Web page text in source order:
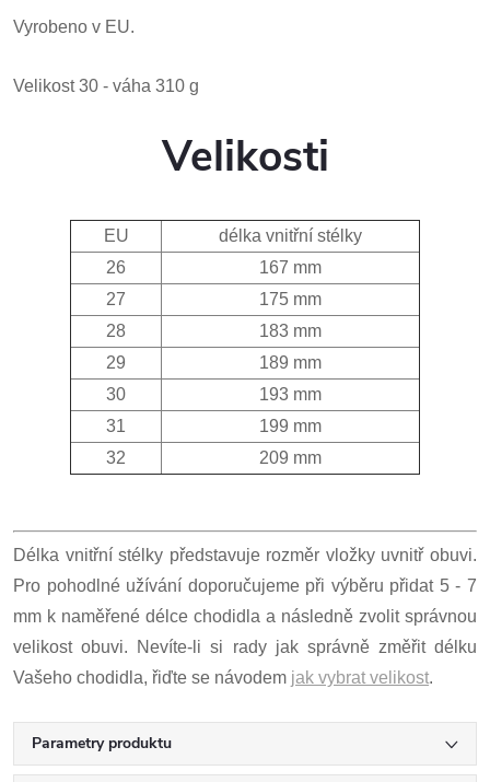
Vyrobeno v EU.
Velikost 30 - váha 310 g
Velikosti
EU
délka vnitřní stélky
26
167 mm
27
175 mm
28
183 mm
29
189 mm
30
193 mm
31
199 mm
32
209 mm
Délka vnitřní stélky představuje rozměr vložky uvnitř obuvi.
Pro pohodlné užívání doporučujeme při výběru přidat 5 - 7
mm k naměřené délce chodidla a následně zvolit správnou
velikost obuvi. Nevíte-li si rady jak správně změřit délku
Vašeho chodidla, řiďte se návodem jak vybrat velikost.
Parametry produktu